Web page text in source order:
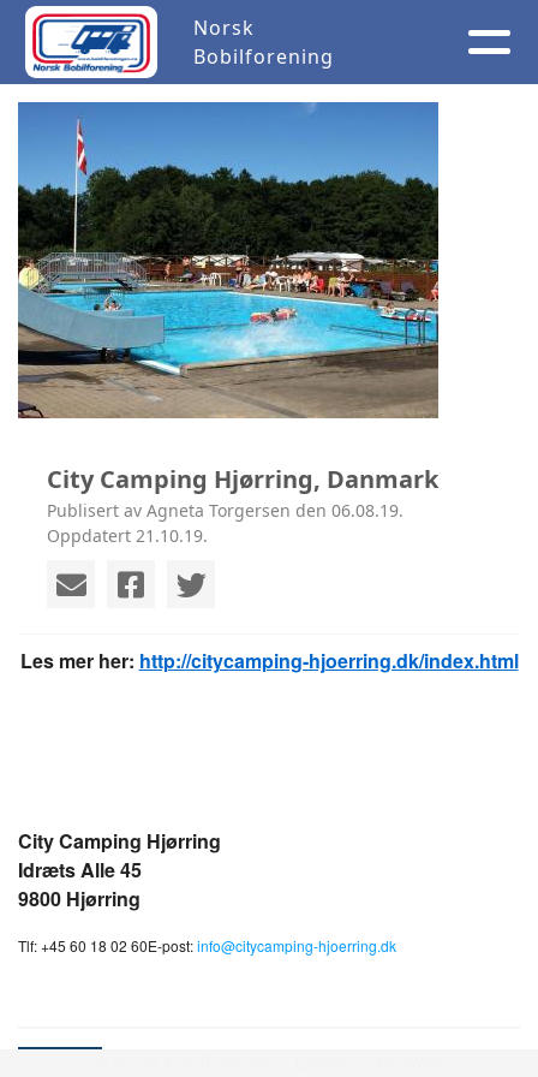
Norsk
Bobilforening
City Camping Hjørring, Danmark
Publisert av Agneta Torgersen den 06.08.19.
Oppdatert 21.10.19.
Les mer her: http://citycamping-hjoerring.dk/index.html
City Camping Hjørring
Idræts Alle 45
9800 Hjørring
Tlf: +45 60 18 02 60E-post:info@citycamping-hjoerring.dk